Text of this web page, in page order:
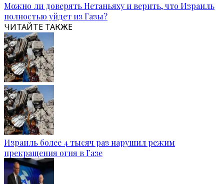
Можно ли доверять Нетаньяху и верить, что Израиль
полностью уйдет из Газы?
ЧИТАЙТЕ ТАКЖЕ
Израиль более 4 тысяч раз нарушил режим
прекращения огня в Газе